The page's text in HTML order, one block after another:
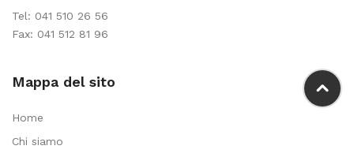
Tel: 041 510 26 56
Fax: 041 512 81 96
Mappa del sito
Home
Chi siamo